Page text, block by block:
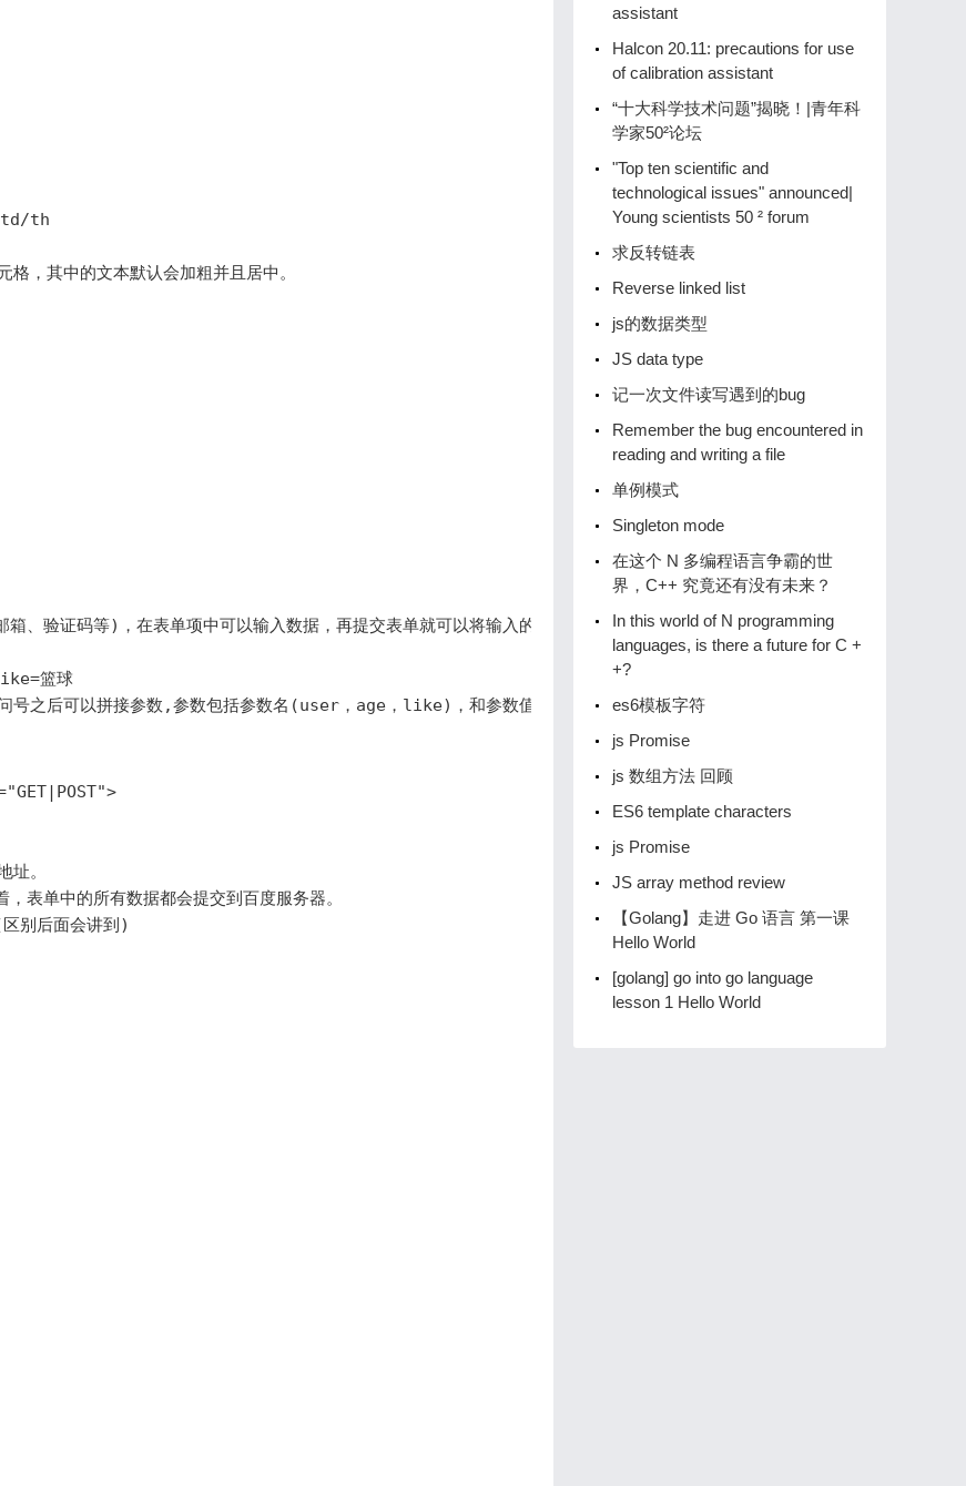
td/th
其中的文本默认会加粗并且居中。
、验证码等)，在表单项中可以输入数据，再提交表单就可以将输入的数据提交给相应的服务器。
篮球
。
表单中的所有数据都会提交到百度服务器。
别后面会讲到)
assistant
Halcon 20.11: precautions for use
of calibration assistant
“十大科学技术问题”揭晓！|青年科
学家50²论坛
"Top ten scientific and
technological issues" announced|
Young scientists 50 ² forum
求反转链表
Reverse linked list
js的数据类型
JS data type
记一次文件读写遇到的bug
Remember the bug encountered in
reading and writing a file
单例模式
Singleton mode
在这个 N 多编程语言争霸的世
界，C++ 究竟还有没有未来？
In this world of N programming
languages, is there a future for C +
+?
es6模板字符
js Promise
js 数组方法 回顾
ES6 template characters
js Promise
JS array method review
【Golang】️走进 Go 语言️ 第一课
Hello World
[golang] go into go language
lesson 1 Hello World